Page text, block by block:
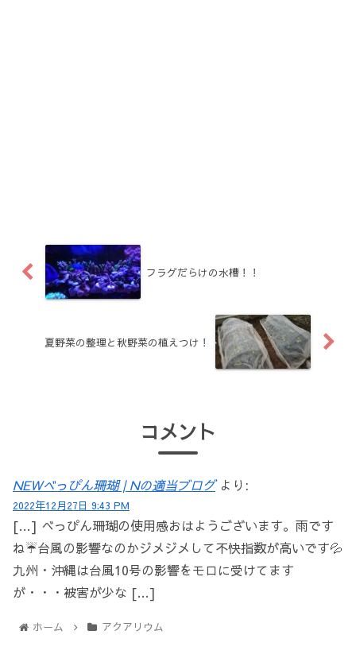
フラグだらけの水槽！！
夏野菜の整理と秋野菜の植えつけ！
コメント
NEWべっぴん珊瑚 | Nの適当ブログ より:
2022年12月27日 9:43 PM
[…] べっぴん珊瑚の使用感おはようございます。雨です
ね☔台風の影響なのかジメジメして不快指数が高いです💦
九州・沖縄は台風10号の影響をモロに受けてます
が・・・被害が少な […]
ホーム アクアリウム